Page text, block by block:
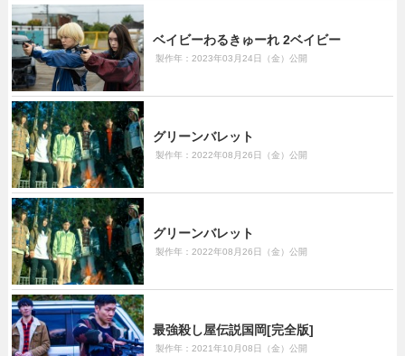
ベイビーわるきゅーれ 2ベイビー
製作年：2023年03月24日（金）公開
グリーンバレット
製作年：2022年08月26日（金）公開
グリーンバレット
製作年：2022年08月26日（金）公開
最強殺し屋伝説国岡[完全版]
製作年：2021年10月08日（金）公開